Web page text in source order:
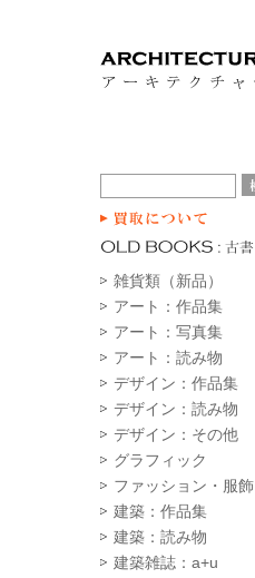
雑貨類（新品）
アート：作品集
アート：写真集
アート：読み物
デザイン：作品集
デザイン：読み物
デザイン：その他
グラフィック
ファッション・服飾
建築：作品集
建築：読み物
建築雑誌：a+u